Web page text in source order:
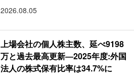
2026.08.05
上場会社の個人株主数、延べ9198
万と過去最高更新―2025年度:外国
法人の株式保有比率は34.7%に